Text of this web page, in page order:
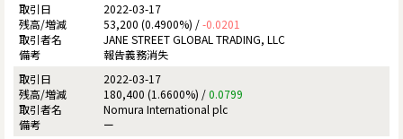
2022-03-17
53,200 (0.4900%) /-0.0201
JANE STREET GLOBAL TRADING, LLC
報告義務消失
2022-03-17
180,400 (1.6600%) /0.0799
Nomura International plc
ー